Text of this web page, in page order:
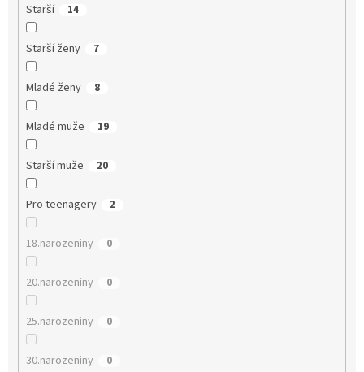
Starší 14
Starší ženy 7
Mladé ženy 8
Mladé muže 19
Starší muže 20
Pro teenagery 2
18.narozeniny 0
20.narozeniny 0
25.narozeniny 0
30.narozeniny 0